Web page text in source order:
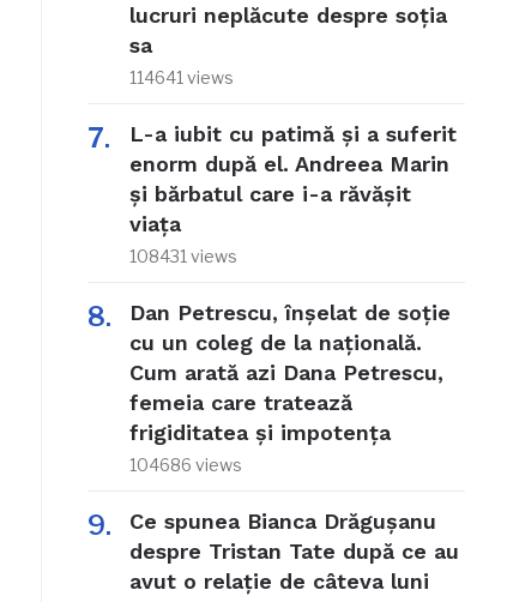
lucruri neplăcute despre soția
sa
114641 views
L-a iubit cu patimă și a suferit
enorm după el. Andreea Marin
și bărbatul care i-a răvășit
viața
108431 views
Dan Petrescu, înșelat de soție
cu un coleg de la națională.
Cum arată azi Dana Petrescu,
femeia care tratează
frigiditatea și impotența
104686 views
Ce spunea Bianca Drăgușanu
despre Tristan Tate după ce au
avut o relație de câteva luni